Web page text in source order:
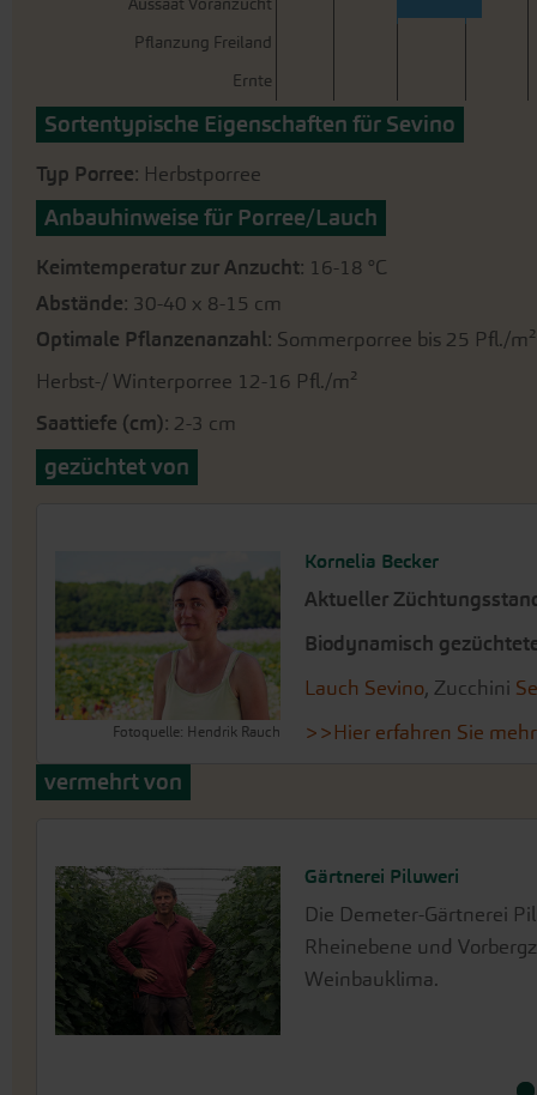
Aussaat Voranzucht
Pflanzung Freiland
Ernte
Sortentypische Eigenschaften für Sevino
Typ Porree: Herbstporree
Anbauhinweise für Porree/Lauch
Keimtemperatur zur Anzucht: 16-18 °C
Abstände: 30-40 x 8-15 cm
Optimale Pflanzenanzahl: Sommerporree bis 25 Pfl./m²
Herbst-/ Winterporree 12-16 Pfl./m²
Saattiefe (cm): 2-3 cm
gezüchtet von
Fotoquelle: Hendrik Rauch
Kornelia Becker
Aktueller
Biodynamisch
Lauch Sevino, Zucchini
>>Hier erfahren Sie
vermehrt von
Gärtnerei Piluweri
Die Demeter-Gärtnerei
Rheinebene und
Weinbauklima.
Kräuter- und
Biologisch-dynamischer
Bologna, Italien. In den